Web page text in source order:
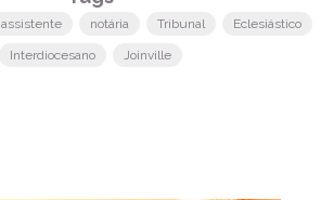
assistente notária Tribunal Eclesiástico
Interdiocesano Joinville